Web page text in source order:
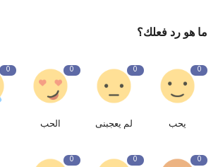
ما هو رد فعلك؟
0
يحب
0
لم يعجبنى
0
الحب
0
0
0
0